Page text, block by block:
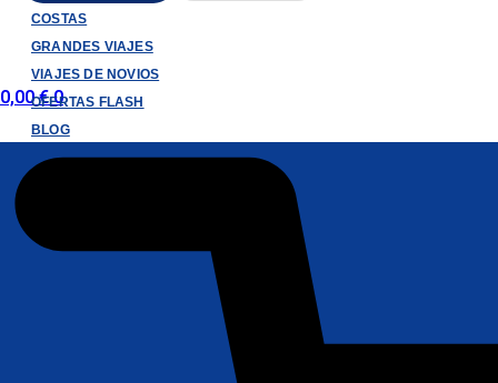
0,00€ 0
COSTAS
GRANDES VIAJES
VIAJES DE NOVIOS
OFERTAS FLASH
BLOG